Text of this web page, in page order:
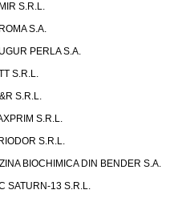
S.R.L.
S.A.
PERLA S.A.
S.R.L.
S.R.L.
S.R.L.
S.R.L.
BIOCHIMICA DIN BENDER S.A.
SATURN-13 S.R.L.